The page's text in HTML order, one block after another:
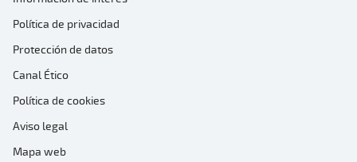
Política de privacidad
Protección de datos
Canal Ético
Política de cookies
Aviso legal
Mapa web